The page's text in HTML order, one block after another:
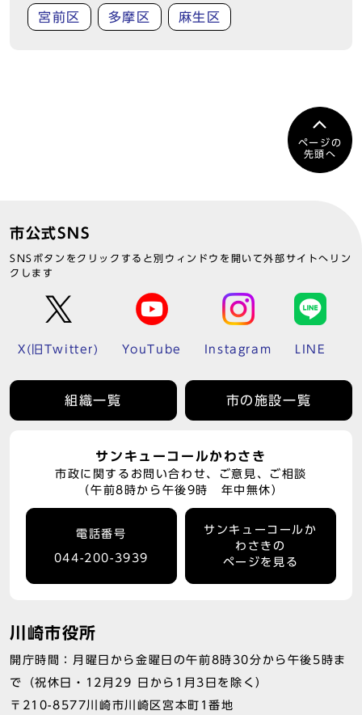
宮前区 多摩区 麻生区
ページの
先頭へ
市公式SNS
SNSボタンをクリックすると別ウィンドウを開いて外部サイトへリン
クします
X(旧Twitter) YouTube Instagram LINE
組織一覧 市の施設一覧
サンキューコールかわさき
市政に関するお問い合わせ、ご意見、ご相談
（午前8時から午後9時 年中無休）
電話番号
044-200-3939
サンキューコールか
わさきの
ページを見る
川崎市役所
開庁時間：月曜日から金曜日の午前8時30分から午後5時ま
で（祝休日・12月29 日から1月3日を除く）
〒210-8577川崎市川崎区宮本町1番地